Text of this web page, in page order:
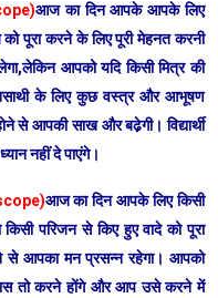
आज का दिन आपके आपके लिए
को पूरा करने के लिए पूरी मेहनत करनी
आपको यदि किसी मित्र की
के लिए कुछ वस्त्र और आभूषण
आपकी साख और बढे़गी। विद्यार्थी
नहीं दे पाएंगे।
आज का दिन आपके लिए किसी
परिजन से किए हुए वादे को पूरा
से आपका मन प्रसन्न रहेगा। आपको
तो करने होंगे और आप उसे करने में